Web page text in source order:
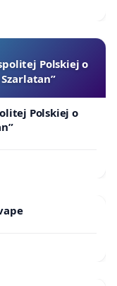
Polskiej o
Polskiej o